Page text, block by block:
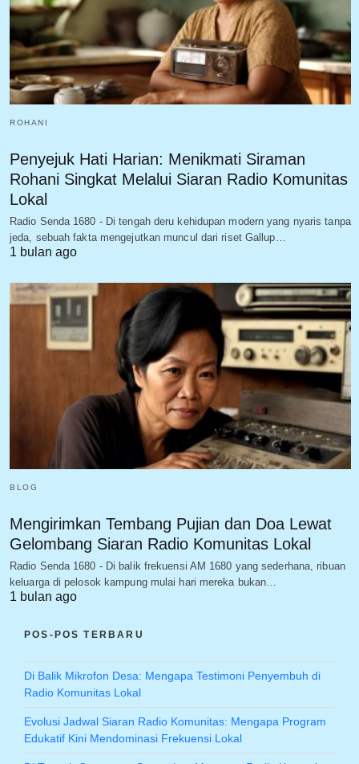
ROHANI
Penyejuk Hati Harian: Menikmati Siraman
Rohani Singkat Melalui Siaran Radio Komunitas
Lokal
Radio Senda 1680 - Di tengah deru kehidupan modern yang nyaris tanpa
jeda, sebuah fakta mengejutkan muncul dari riset Gallup…
1 bulan ago
BLOG
Mengirimkan Tembang Pujian dan Doa Lewat
Gelombang Siaran Radio Komunitas Lokal
Radio Senda 1680 - Di balik frekuensi AM 1680 yang sederhana, ribuan
keluarga di pelosok kampung mulai hari mereka bukan…
1 bulan ago
POS-POS TERBARU
Di Balik Mikrofon Desa: Mengapa Testimoni Penyembuh di
Radio Komunitas Lokal
Evolusi Jadwal Siaran Radio Komunitas: Mengapa Program
Edukatif Kini Mendominasi Frekuensi Lokal